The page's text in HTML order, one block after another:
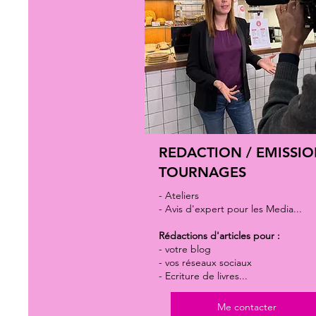
REDACTION /
TOURNAGES
- Ateliers
- Avis d'expert pour les Media...
Rédactions d'articles pour :
- votre blog
- vos réseaux sociaux
- Ecriture de livres...
Me contacter